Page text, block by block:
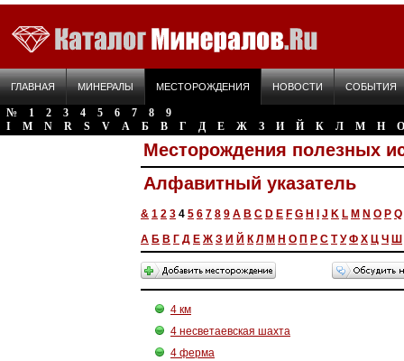
ГЛАВНАЯ МИНЕРАЛЫ МЕСТОРОЖДЕНИЯ НОВОСТИ СОБЫТИЯ
№ 1 2 3 4 5 6 7 8
9
I
M N R S V А Б В Г Д Е Ж З И Й К Л М Н О
Месторождения полезных
Алфавитный указатель
& 1 2 3 4 5 6 7 8 9 A B C D E F G H J K L M N O P Q
А Б В Г Д Е Ж З И Й К Л М Н О П Р С Т У Ф Х Ц Ч Ш
4 км
4 несветаевская шахта
4 ферма